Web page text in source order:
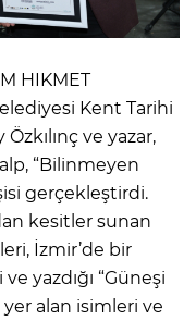
HIKMET
Kent Tarihi
Özkılınç ve yazar,
“Bilinmeyen
gerçekleştirdi.
kesitler sunan
İzmir’de bir
yazdığı “Güneşi
yer alan isimleri ve